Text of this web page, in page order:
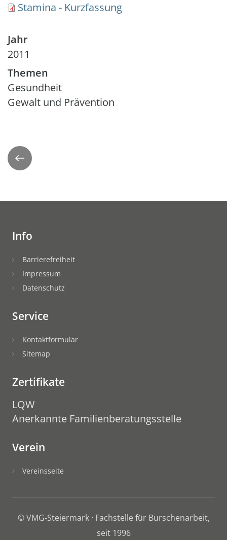
Document
Stamina - Kurzfassung
Jahr
2011
Themen
Gesundheit
Gewalt und Prävention
Zurück
Info
Barrierefreiheit
Impressum
Datenschutz
Service
Kontaktformular
Sitemap
Zertifikate
LQW
Anerkannte Familienberatungsstelle
Verein
Vereinsseite
© VMG-Steiermark · Fachstelle für Burschenarbeit,
seit 1996